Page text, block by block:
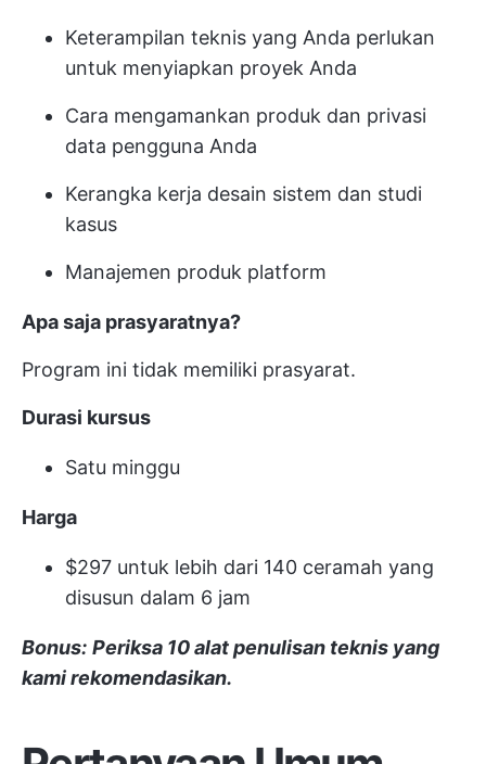
Keterampilan teknis yang Anda perlukan
untuk menyiapkan proyek Anda
Cara mengamankan produk dan privasi
data pengguna Anda
Kerangka kerja desain sistem dan studi
kasus
Manajemen produk platform
Apa saja prasyaratnya?
Program ini tidak memiliki prasyarat.
Durasi kursus
Satu minggu
Harga
$297 untuk lebih dari 140 ceramah yang
disusun dalam 6 jam
Bonus: Periksa 10 alat penulisan teknis yang
kami rekomendasikan.